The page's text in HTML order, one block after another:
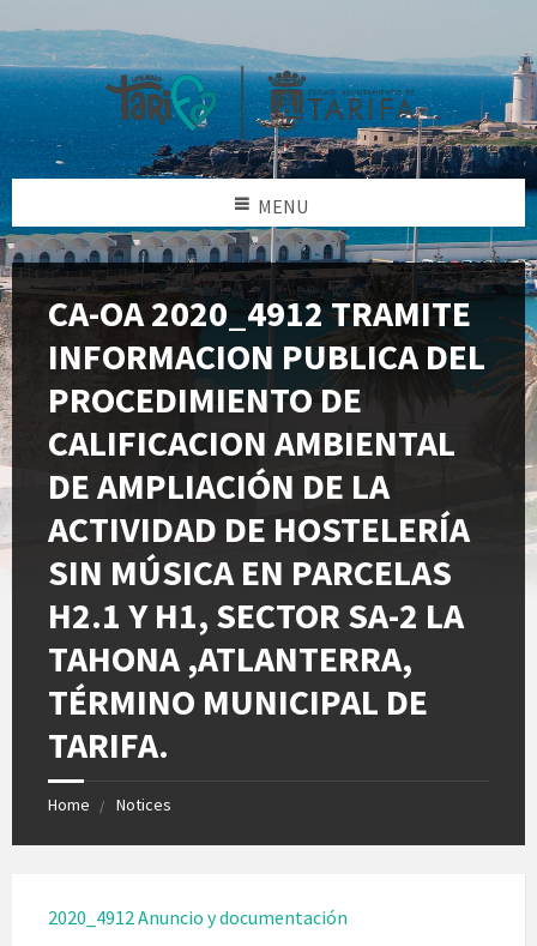
MENU
CA-OA 2020_4912 TRAMITE
INFORMACION PUBLICA DEL
PROCEDIMIENTO DE
CALIFICACION AMBIENTAL
DE AMPLIACIÓN DE LA
ACTIVIDAD DE HOSTELERÍA
SIN MÚSICA EN PARCELAS
H2.1 Y H1, SECTOR SA-2 LA
TAHONA ,ATLANTERRA,
TÉRMINO MUNICIPAL DE
TARIFA.
Home Notices
2020_4912 Anuncio y documentación